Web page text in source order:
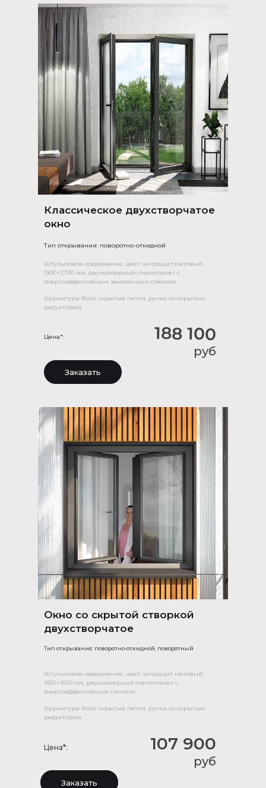
Классическое двухстворчатое
окно
Тип открывания: поворотно-откидной
188 100
руб
Цена*:
Штульповое соединение, цвет: антрацит матовый,
1900×2700 мм, двухкамерный стеклопакет с
энергоэффективным закаленным стеклом.
Фурнитура Roto: скрытые петли, ручка со скрытым
редуктором.
Заказать
Окно со скрытой створкой
двухстворчатое
Тип открывания: поворотно-откидной, поворотный
Цена*:
Штульповое соединение, цвет: антрацит матовый,
1600×1600 мм, двухкамерный стеклопакет с
энергоэффективным стеклом.
Фурнитура Roto: скрытые петли, ручка со скрытым
редуктором.
107 900
руб
Заказать